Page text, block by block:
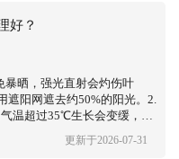
水即可，不用整瓶换掉。
好？
暴晒，强光直射会灼伤叶
遮阳网遮去约50%的阳光。2.
温超过35℃生长会变缓，务
3.浇水：夏季水分蒸发快，
湿润，2-5天浇一次。每天
更新于2026-07-31